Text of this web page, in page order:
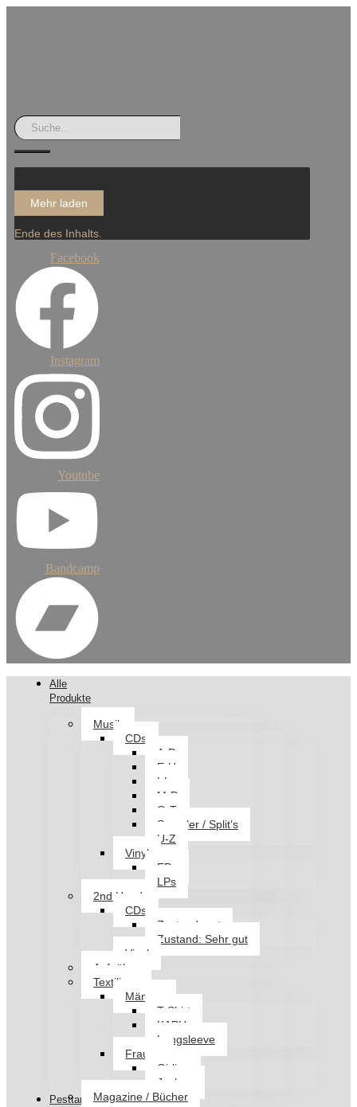
Mehr laden
Ende des Inhalts.
Facebook
Instagram
Youtube
Bandcamp
Alle
Produkte
Musik
CDs
A-D
E-H
I-L
M-P
Q-T
Sampler / Split’s
U-Z
Vinyl
EPs
LPs
2nd Hand
CDs
Zustand: gut
Zustand: Sehr gut
Vinyl
Aufnäher
Textilien
Männer
T-Shirt
KAPU
Longsleeve
Frauen
Girlies
Jacken
Magazine / Bücher
Pesttanz